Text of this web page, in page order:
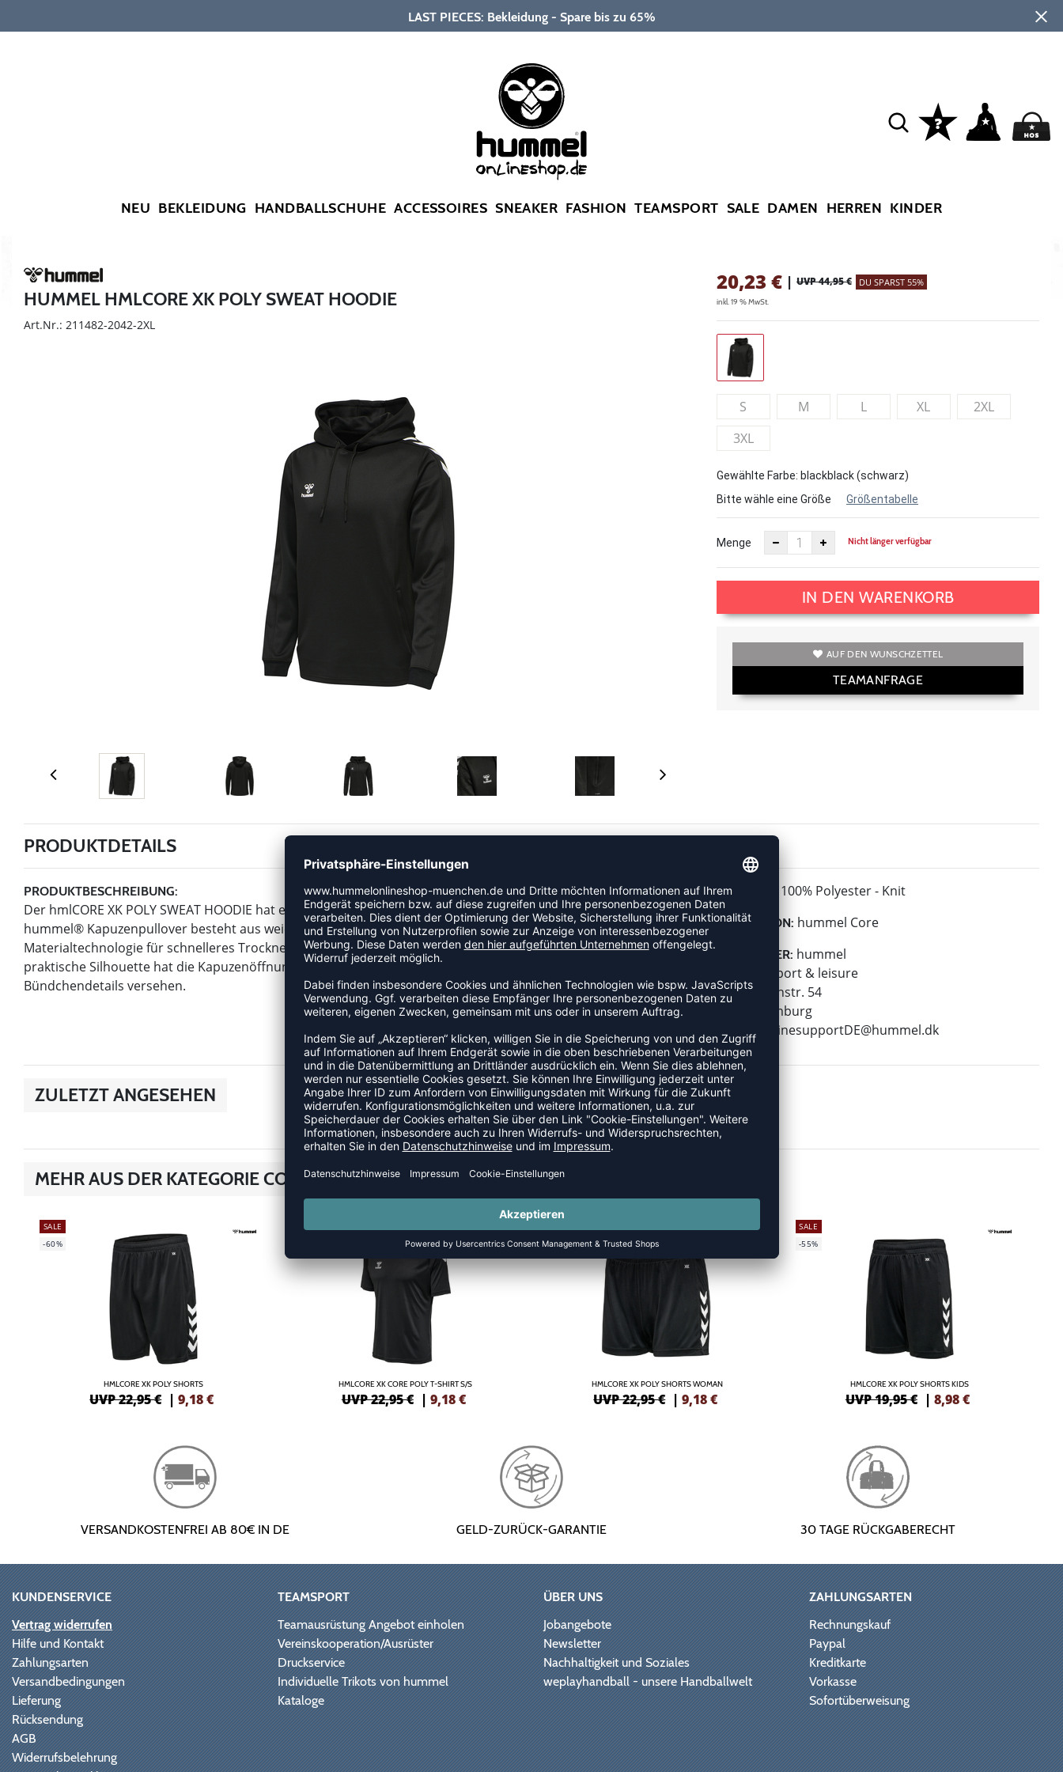
LAST PIECES: Bekleidung - Spare bis zu 65%
NEU BEKLEIDUNG HANDBALLSCHUHE ACCESSOIRES SNEAKER FASHION TEAMSPORT SALE DAMEN HERREN KINDER
HUMMEL HMLCORE XK POLY SWEAT HOODIE
Art.Nr.: 211482-2042-2XL
20,23 € | UVP 44,95 € DU SPARST 55%
inkl. 19 % MwSt.
S M L XL
2XL
3XL
Gewählte Farbe: blackblack (schwarz)
Bitte wähle eine Größe
Größentabelle
Menge Nicht länger verfügbar
IN DEN WARENKORB
AUF DEN WUNSCHZETTEL
TEAMANFRAGE
PRODUKTDETAILS
PRODUKTBESCHREIBUNG:
Der hmlCORE XK POLY SWEAT HOODIE hat ein minimalistisches Design mit einem modernen Finish. Dieser
hummel® Kapuzenpullover besteht aus weichem, bequemem Sweatstoff und nutzt unsere BEECOOL®
Materialtechnologie für schnelleres Trocknen und ein hohes Maß an Atmungsaktivität. Für eine schlichte,
praktische Silhouette hat die Kapuzenöffnung eine verstellbare Zugschnur und die Ärmel sind mit klassischen
Bündchendetails versehen.
MATERIAL: 100% Polyester - Knit
KOLLEKTION: hummel Core
HERSTELLER: hummel
hummel sport & leisure
Leverkusenstr. 54
22761 Hamburg
E-Mail:
onlinesupportDE@hummel.dk
ZULETZT ANGESEHEN
MEHR AUS DER KATEGORIE CORE 2.0
SALE
-60%
HMLCORE XK POLY SHORTS
UVP 22,95 € |9,18€
SALE
HMLCORE XK CORE POLY T-SHIRT S/S
UVP 22,95 € | 9,18€
-60%
HMLCORE XK POLY SHORTS WOMAN
UVP 22,95 € |9,18€
SALE
-55%
HMLCORE XK POLY SHORTS KIDS
UVP 19,95 € | 8,98€
VERSANDKOSTENFREI AB 80€ IN DE GELD-ZURÜCK-GARANTIE 30 TAGE RÜCKGABERECHT
KUNDENSERVICE
Vertrag widerrufen
Hilfe und Kontakt
Zahlungsarten
Versandbedingungen
Lieferung
Rücksendung
AGB
Widerrufsbelehrung
TEAMSPORT
Teamausrüstung Angebot einholen
Vereinskooperation/Ausrüster
Druckservice
Individuelle Trikots von hummel
Kataloge
ÜBER UNS
Jobangebote
Newsletter
Nachhaltigkeit und Soziales
weplayhandball - unsere Handballwelt
ZAHLUNGSARTEN
Rechnungskauf
Paypal
Kreditkarte
Vorkasse
Sofortüberweisung